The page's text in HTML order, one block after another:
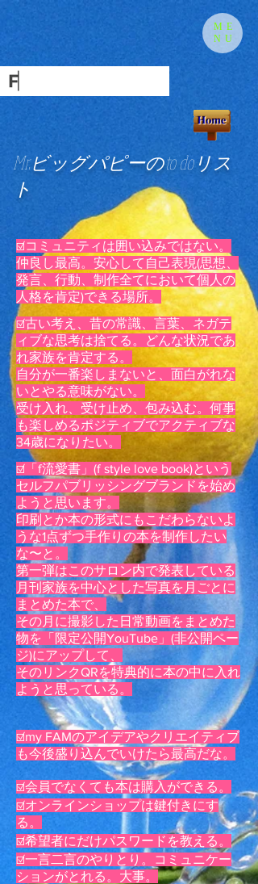
ME
NU
​Mr.ビッグパピーのto doリス
ト
☑️コミュニティは囲い込みではない。
仲良し最高。安心して自己表現(思想、
発言、行動、制作全てにおいて個人の
人格を肯定)できる場所。
☑️古い考え、昔の常識、言葉、ネガテ
ィブな思考は捨てる。どんな状況であ
れ家族を肯定する。
自分が一番楽しまないと、面白がれな
いとやる意味がない。
受け入れ、受け止め、包み込む。何事
も楽しめるポジティブでアクティブな
34歳になりたい。
☑️「f流愛書」(f style love book)という
セルフパブリッシングブランドを始め
ようと思います。
印刷とか本の形式にもこだわらないよ
うな1点ずつ手作りの本を制作したい
な〜と。
第一弾はこのサロン内で発表している
月刊家族を中心とした写真を月ごとに
まとめた本で、
その月に撮影した日常動画を まとめた
物を「限定公開YouTube」(非公開ペー
ジ)にアップして、
そのリンクQRを特典的に本の中に入れ
ようと思っている。
☑️my FAMのアイデアやクリエイティブ
も今後盛り込んでいけたら最高だな。
☑️会員でなくても本は購入ができる。
☑️オンラインショップは鍵付きにす
る。
☑️希望者にだけパスワードを教える。
☑️一言二言のやりとり。コミュニケー
ションがとれる。大事。